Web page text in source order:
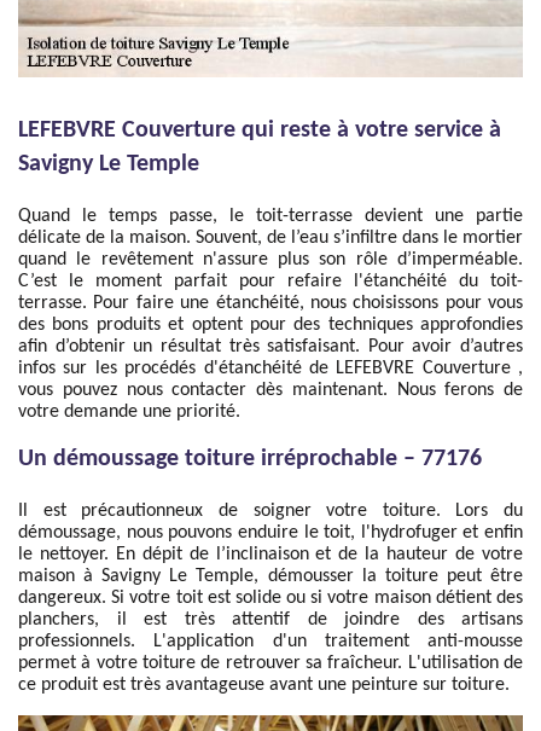
LEFEBVRE Couverture qui reste à votre service à
Savigny Le Temple
Quand le temps passe, le toit-terrasse devient une partie
délicate de la maison. Souvent, de l’eau s’infiltre dans le mortier
quand le revêtement n'assure plus son rôle d’imperméable.
C’est le moment parfait pour refaire l'étanchéité du toit-
terrasse. Pour faire une étanchéité, nous choisissons pour vous
des bons produits et optent pour des techniques approfondies
afin d’obtenir un résultat très satisfaisant. Pour avoir d’autres
infos sur les procédés d'étanchéité de LEFEBVRE Couverture ,
vous pouvez nous contacter dès maintenant. Nous ferons de
votre demande une priorité.
Un démoussage toiture irréprochable – 77176
Il est précautionneux de soigner votre toiture. Lors du
démoussage, nous pouvons enduire le toit, l'hydrofuger et enfin
le nettoyer. En dépit de l’inclinaison et de la hauteur de votre
maison à Savigny Le Temple, démousser la toiture peut être
dangereux. Si votre toit est solide ou si votre maison détient des
planchers, il est très attentif de joindre des artisans
professionnels. L'application d'un traitement anti-mousse
permet à votre toiture de retrouver sa fraîcheur. L'utilisation de
ce produit est très avantageuse avant une peinture sur toiture.